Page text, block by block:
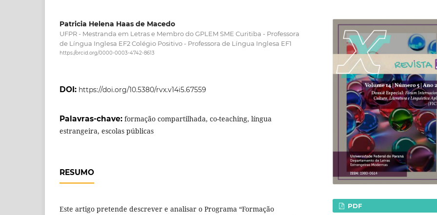
Patricia Helena Haas de Macedo
UFPR - Mestranda em Letras e Membro do GPLEM SME Curitiba - Professora
de Língua Inglesa EF2 Colégio Positivo - Professora de Língua Inglesa EF1
https://orcid.org/0000-0003-4742-8613
DOI: https://doi.org/10.5380/rvx.v14i5.67559
Palavras-chave: formação compartilhada, co-teaching, língua
estrangeira, escolas públicas
RESUMO
Este artigo pretende descrever e analisar o Programa “Formação
PDF